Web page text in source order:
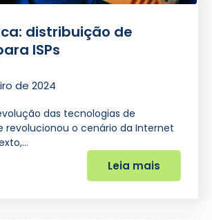
distribuição de
ISPs
de 2024
das tecnologias de
revolucionou o cenário da Internet
Leia mais